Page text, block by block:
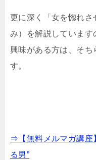
更に深く「女を惚れさ
み）を解説しています
興味がある方は、そち
す。
⇒【無料メルマガ講座
る男”